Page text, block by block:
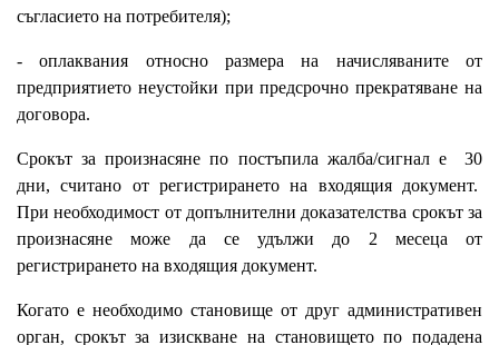
съгласието на потребителя);
- оплаквания относно размера на начисляваните от
предприятието неустойки при предсрочно прекратяване на
договора.
Срокът за произнасяне по постъпила жалба/сигнал е 30
дни, считано от регистрирането на входящия документ.
При необходимост от допълнителни доказателства срокът за
произнасяне може да се удължи до 2 месеца от
регистрирането на входящия документ.
Когато е необходимо становище от друг административен
орган, срокът за изискване на становището по подадена